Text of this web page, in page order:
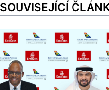
SOUVISEJÍCÍ